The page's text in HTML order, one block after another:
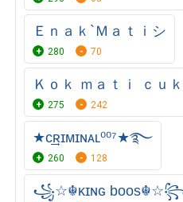
Ｅｎａｋ`Ｍａｔｉシ
280 70
Ｋｏｋ ｍａｔｉ ｃｕｋ
275 242
★ᴄ͢͢͢ʀɪᴍɪɴᴀʟ⁰⁰⁷★࿐
260 128
꧁☆☬κɪɴɢ